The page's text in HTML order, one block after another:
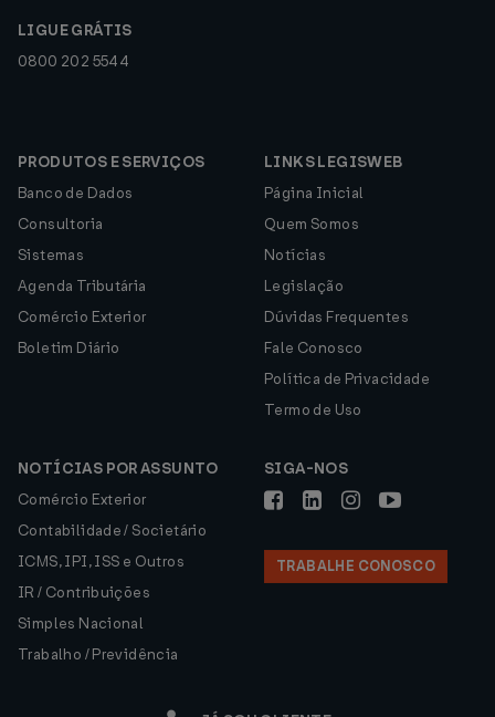
LIGUE GRÁTIS
0800 202 5544
PRODUTOS E SERVIÇOS
Banco de Dados
Consultoria
Sistemas
Agenda Tributária
Comércio Exterior
Boletim Diário
LINKS LEGISWEB
Página Inicial
Quem Somos
Notícias
Legislação
Dúvidas Frequentes
Fale Conosco
Política de Privacidade
Termo de Uso
NOTÍCIAS POR ASSUNTO
Comércio Exterior
Contabilidade / Societário
ICMS, IPI, ISS e Outros
IR / Contribuições
Simples Nacional
Trabalho / Previdência
SIGA-NOS
TRABALHE CONOSCO